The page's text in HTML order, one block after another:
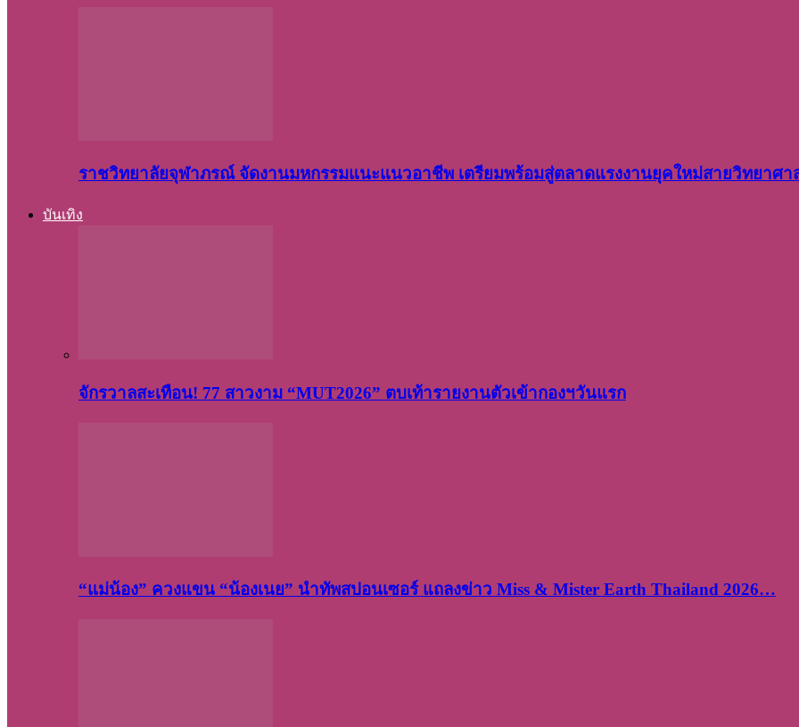
ราชวิทยาลัยจุฬาภรณ์ จัดงานมหกรรมแนะแนวอาชีพ เตรียมพร้อมสู่ตลาดแรงงานยุคใหม่สายวิทยาศ
บันเทิง
จักรวาลสะเทือน! 77 สาวงาม “MUT2026” ตบเท้ารายงานตัวเข้ากองฯวันแรก
“แม่น้อง” ควงแขน “น้องเนย” นำทัพสปอนเซอร์ แถลงข่าว Miss & Mister Earth Thailand 2026…